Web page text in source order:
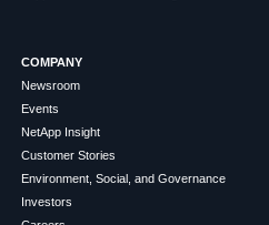
COMPANY
Newsroom
Events
NetApp Insight
Customer Stories
Environment, Social, and Governance
Investors